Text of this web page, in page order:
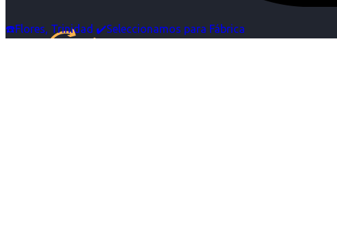
☎️Flores, Trinidad ✔️Seleccionamos para Fábrica